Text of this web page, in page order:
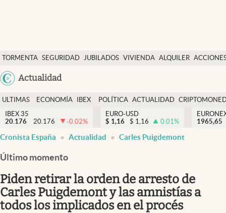
TORMENTA SEGURIDAD JUBILADOS VIVIENDA ALQUILER
USA
Actualidad
Economía y finanzas
Política
Actualidad
Criptomonedas
España
ULTIMAS
NOTICIAS
ECONOMÍA
FINANZAS
IBEX
EURO
POLÍTICA ACTUALIDAD
IBEX 35
20.176
20.176 -0.02%
EURO-USD
$ 1,16 $ 1,16 0.01%
1965,65
Cronista España Actualidad Carles Puigdemont
Último momento
Piden retirar la orden de arresto de
Carles Puigdemont y las amnistías a
todos los implicados en el procés